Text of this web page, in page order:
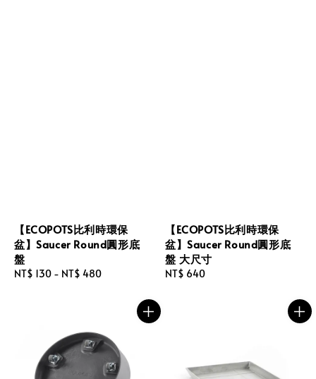
【ECOPOTS比利時環保
盆】Saucer Round圓形底
盤
Regular
NT$ 130 - NT$ 480
【ECOPOTS比利時環保
盆】Saucer Round圓形底
盤 大尺寸
Regular
NT$ 640